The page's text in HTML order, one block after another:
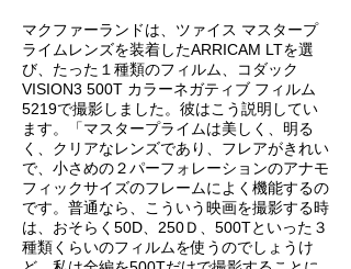
マクファーランドは、ツァイス マスタープ
ライムレンズを装着したARRICAM LTを選
び、たった１種類のフィルム、コダック
VISION3 500T カラーネガティブ フィルム
5219で撮影しました。彼はこう説明してい
ます。「マスタープライムは美しく、明る
く、クリアなレンズであり、フレアがきれい
で、小さめの２パーフォレーションのアナモ
フィックサイズのフレームによく機能するの
です。普通なら、こういう映画を撮影する時
は、おそらく50D、250Ｄ、500Tといった３
種類くらいのフィルムを使うのでしょうけ